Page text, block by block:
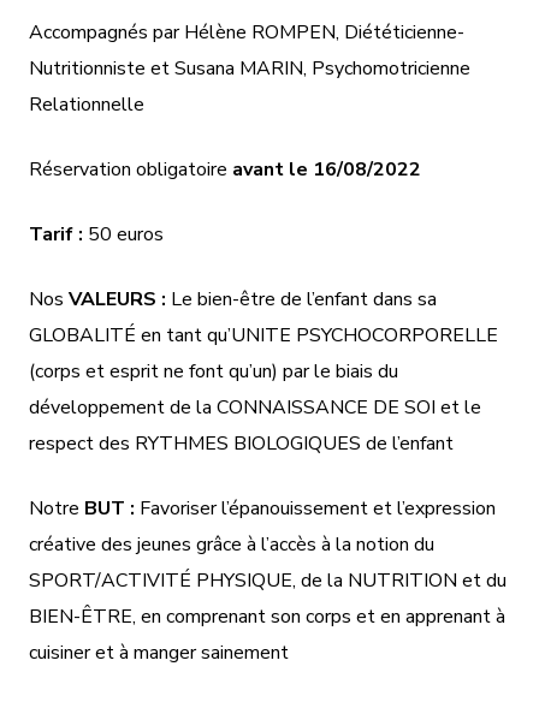
Accompagnés par Hélène ROMPEN, Diététicienne-
Nutritionniste et Susana MARIN, Psychomotricienne
Relationnelle
Réservation obligatoire avant le 16/08/2022
Tarif : 50 euros
Nos VALEURS : Le bien-être de l’enfant dans sa
GLOBALITÉ en tant qu’UNITE PSYCHOCORPORELLE
(corps et esprit ne font qu’un) par le biais du
développement de la CONNAISSANCE DE SOI et le
respect des RYTHMES BIOLOGIQUES de l’enfant
Notre BUT : Favoriser l’épanouissement et l’expression
créative des jeunes grâce à l’accès à la notion du
SPORT/ACTIVITÉ PHYSIQUE, de la NUTRITION et du
BIEN-ÊTRE, en comprenant son corps et en apprenant à
cuisiner et à manger sainement